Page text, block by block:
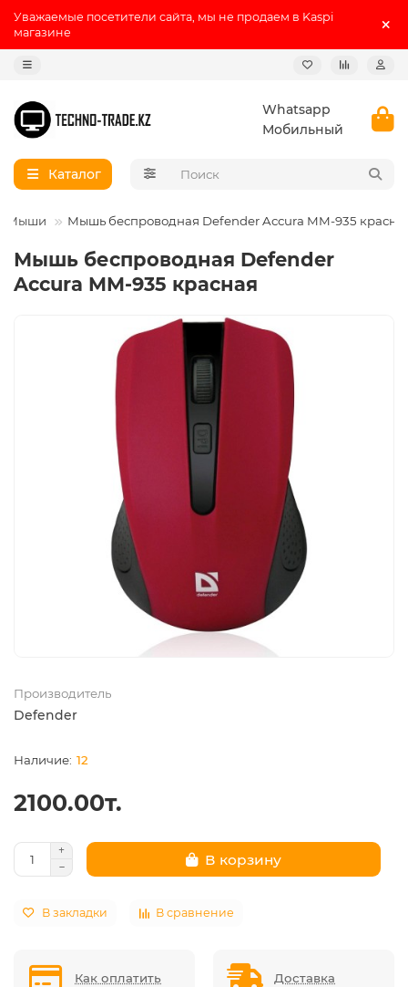
Уважаемые посетители сайта, мы не продаем в Kaspi
магазине
Whatsapp
Мобильный
Каталог
Мыши Мышь беспроводная Defender Accura MM-935
Мышь беспроводная Defender
Accura MM-935 красная
Производитель
Defender
12
2100.00т.
В корзину
В закладки В сравнение
Как оплатить Доставка